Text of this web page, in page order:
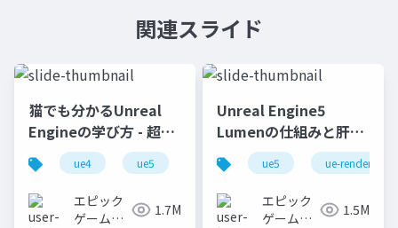
関連スライド
猫でも分かるUnreal
Engineの学び方 - 超初
心者向け編 - 2023 v1.0
ue4 ue5 ue-beginner
エピック
ゲームズ
1.7M
Unreal Engine5
Lumenの仕組みと肝心
なところ
ue5 ue-rendering
エピック
ゲームズ
1.5M